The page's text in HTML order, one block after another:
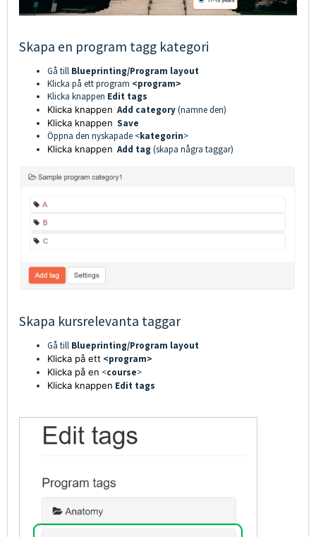
Skapa en program tagg kategori
Gå till Blueprinting/Program layout
Klicka på ett program <program>
Klicka knappen Edit tags
Klicka knappen Add category(namne den)
Klicka knappen Save
Öppna den nyskapade <kategorin>
Klicka knappen Add tag (skapa några taggar)
Skapa kursrelevanta taggar
Gå till Blueprinting/Program layout
Klicka på ett <program>
Klicka på en <course>
Klicka knappen Edit tags